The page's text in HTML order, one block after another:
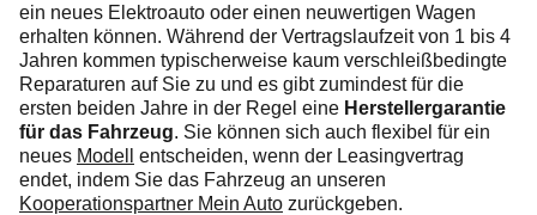
ein neues Elektroauto oder einen neuwertigen Wagen
erhalten können. Während der Vertragslaufzeit von 1 bis 4
Jahren kommen typischerweise kaum verschleißbedingte
Reparaturen auf Sie zu und es gibt zumindest für die
ersten beiden Jahre in der Regel eine Herstellergarantie
für das Fahrzeug. Sie können sich auch flexibel für ein
neues Modell
entscheiden, wenn der Leasingvertrag
endet, indem Sie das Fahrzeug an unseren
Kooperationspartner Mein Auto zurückgeben.